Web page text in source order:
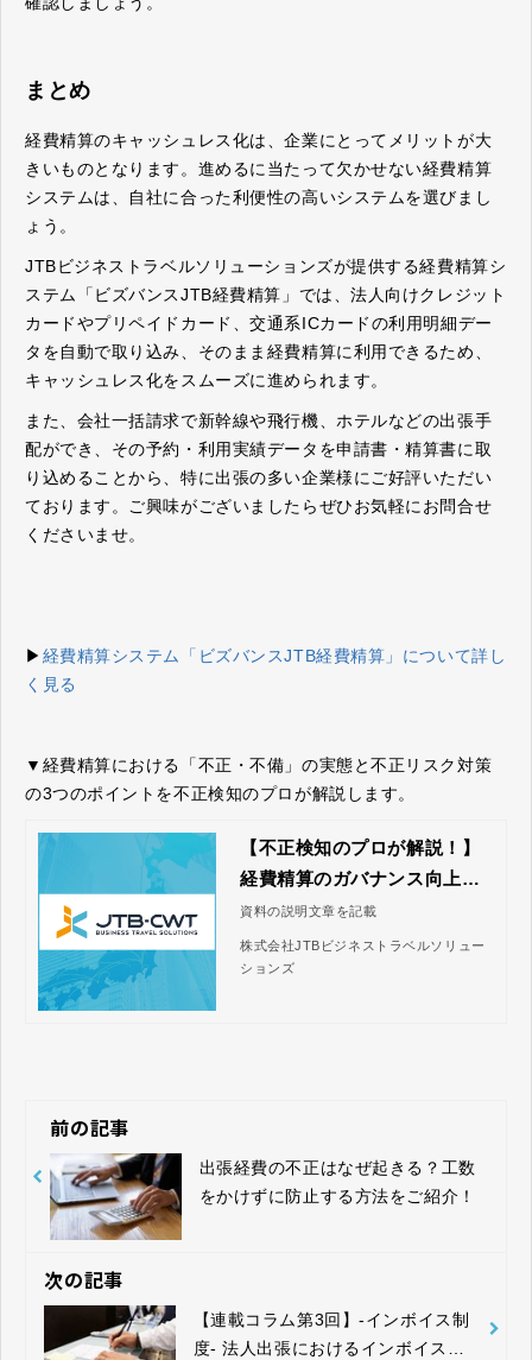
まとめ
経費精算のキャッシュレス化は、企業にとってメリットが大
きいものとなります。進めるに当たって欠かせない経費精算
システムは、自社に合った利便性の高いシステムを選びまし
ょう。
JTBビジネストラベルソリューションズが提供する経費精算シ
ステム「ビズバンスJTB経費精算」では、法人向けクレジット
カードやプリペイドカード、交通系ICカードの利用明細デー
タを自動で取り込み、そのまま経費精算に利用できるため、
キャッシュレス化をスムーズに進められます。
また、会社一括請求で新幹線や飛行機、ホテルなどの出張手
配ができ、その予約・利用実績データを申請書・精算書に取
り込めることから、特に出張の多い企業様にご好評いただい
ております。ご興味がございましたらぜひお気軽にお問合せ
くださいませ。
▶ 経費精算システム「ビズバンスJTB経費精算」について詳し
く見る
▼経費精算における「不正・不備」の実態と不正リスク対策
の3つのポイントを不正検知のプロが解説します。
【不正検知のプロが解説！】
経費精算のガバナンス向上の
ためのポイント3選｜株式会社
JTBビジネストラベルソリュ
ーションズ
資料の説明文章を記載
株式会社JTBビジネストラベルソリュー
ションズ
前の記事
出張経費の不正はなぜ起きる？工数
をかけずに防止する方法をご紹介！
次の記事
【連載コラム第3回】‐インボイス制
度‐ 法人出張におけるインボイス制